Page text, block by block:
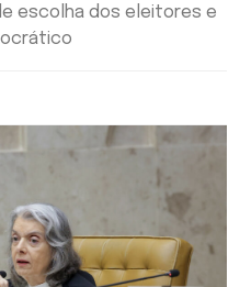
escolha dos eleitores e